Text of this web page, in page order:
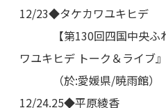
12/23◆タケカワユキヒデ
【第130回四国中央ふれ
ワユキヒデ トーク＆ライブ』
（於:愛媛県/暁雨館）
12/24.25◆平原綾香